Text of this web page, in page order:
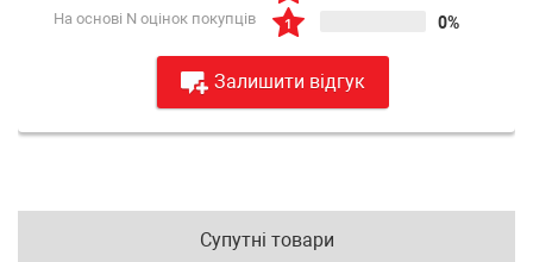
На основі N оцінок покупців
0%
Залишити відгук
Супутні товари